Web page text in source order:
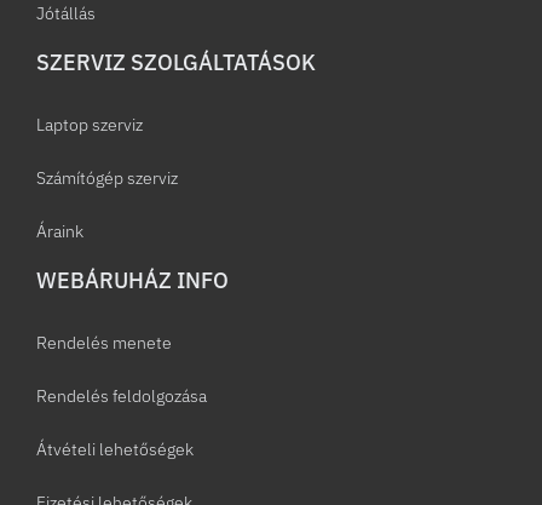
Jótállás
SZERVIZ SZOLGÁLTATÁSOK
Laptop szerviz
Számítógép szerviz
Áraink
WEBÁRUHÁZ INFO
Rendelés menete
Rendelés feldolgozása
Átvételi lehetőségek